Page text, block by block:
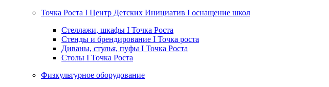
Точка Роста I Центр Детских Инициатив I оснащение школ
Стеллажи, шкафы I Точка Роста
Стенды и брендирование I Точка роста
Диваны, стулья, пуфы I Точка Роста
Столы I Точка Роста
Физкультурное оборудование